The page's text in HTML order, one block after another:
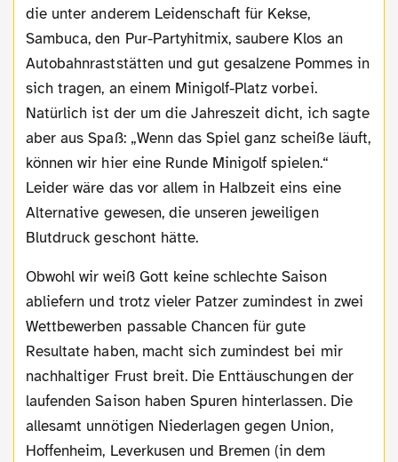
die unter anderem Leidenschaft für Kekse,
Sambuca, den Pur-Partyhitmix, saubere Klos an
Autobahnraststätten und gut gesalzene Pommes in
sich tragen, an einem Minigolf-Platz vorbei.
Natürlich ist der um die Jahreszeit dicht, ich sagte
aber aus Spaß: „Wenn das Spiel ganz scheiße läuft,
können wir hier eine Runde Minigolf spielen.“
Leider wäre das vor allem in Halbzeit eins eine
Alternative gewesen, die unseren jeweiligen
Blutdruck geschont hätte.
Obwohl wir weiß Gott keine schlechte Saison
abliefern und trotz vieler Patzer zumindest in zwei
Wettbewerben passable Chancen für gute
Resultate haben, macht sich zumindest bei mir
nachhaltiger Frust breit. Die Enttäuschungen der
laufenden Saison haben Spuren hinterlassen. Die
allesamt unnötigen Niederlagen gegen Union,
Hoffenheim, Leverkusen und Bremen (in dem